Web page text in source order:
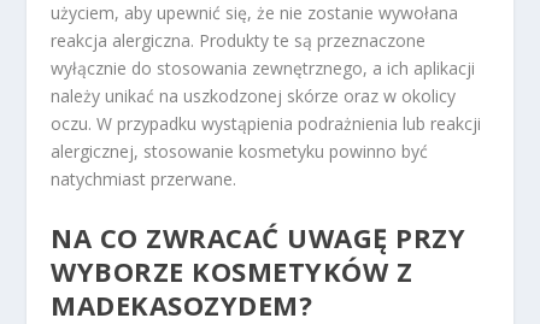
użyciem, aby upewnić się, że nie zostanie wywołana
reakcja alergiczna. Produkty te są przeznaczone
wyłącznie do stosowania zewnętrznego, a ich aplikacji
należy unikać na uszkodzonej skórze oraz w okolicy
oczu. W przypadku wystąpienia podrażnienia lub reakcji
alergicznej, stosowanie kosmetyku powinno być
natychmiast przerwane.
NA CO ZWRACAĆ UWAGĘ PRZY
WYBORZE KOSMETYKÓW Z
MADEKASOZYDEM?